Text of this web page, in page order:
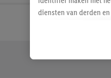
klant
diensten van derden
Als je hiervoor
eerder interesse hebt
maar het niet te